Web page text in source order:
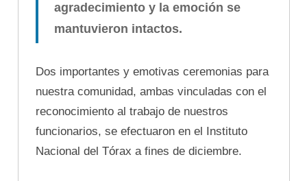
agradecimiento y la emoción se
mantuvieron intactos.
Dos importantes y emotivas ceremonias para
nuestra comunidad, ambas vinculadas con el
reconocimiento al trabajo de nuestros
funcionarios, se efectuaron en el Instituto
Nacional del Tórax a fines de diciembre.